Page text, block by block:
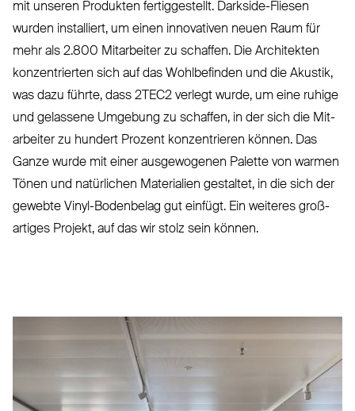
mit unseren Produkten fer­tig­gestellt. Darkside-Fliesen
wurden installiert, um einen inno­vativen neuen Raum für
mehr als 2.800 Mit­arbeiter zu schaffen. Die Architekten
kon­zen­trierten sich auf das Wohl­befinden und die Akustik,
was dazu führte, dass 2TEC2 verlegt wurde, um eine ruhige
und gelassene Umgebung zu schaffen, in der sich die Mit­
arbeiter zu hundert Prozent kon­zen­trieren können. Das
Ganze wurde mit einer aus­ge­wogenen Palette von warmen
Tönen und natürlichen Mate­rialien gestaltet, in die sich der
gewebte Vinyl-Bodenbelag gut einfügt. Ein weiteres groß­
artiges Projekt, auf das wir stolz sein können.